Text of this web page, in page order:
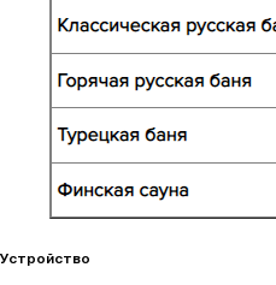
Устройство